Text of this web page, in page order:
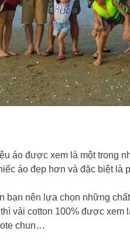
áo được xem là một trong
áo đẹp hơn và đặc biệt
nên lựa chọn những
vải cotton 100% được xem
chun…